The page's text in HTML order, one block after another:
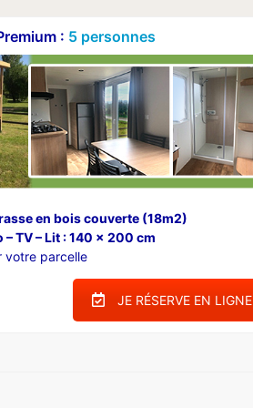
: 5 personnes
en bois couverte (18m2)
– TV – Lit : 140 x 200 cm
votre parcelle
JE RÉSERVE EN LIGNE